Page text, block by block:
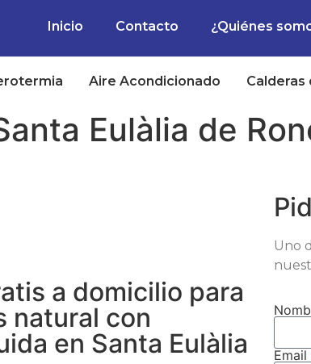
Inicio Contacto ¿Quiénes
Aire Acondicionado Calderas
Eulàlia de
a domicilio para
natural con
en Santa Eulàlia
Uno
Email